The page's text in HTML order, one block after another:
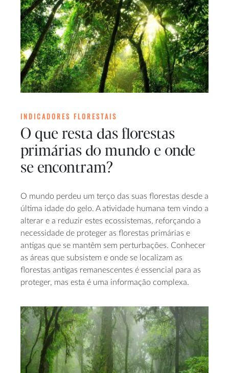
INDICADORES FLORESTAIS
O que resta das florestas
primárias do mundo e onde
se encontram?
O mundo perdeu um terço das suas florestas desde a
última idade do gelo. A atividade humana tem vindo a
alterar e a reduzir estes ecossistemas, reforçando a
necessidade de proteger as florestas primárias e
antigas que se mantêm sem perturbações. Conhecer
as áreas que subsistem e onde se localizam as
florestas antigas remanescentes é essencial para as
proteger, mas esta é uma informação complexa.